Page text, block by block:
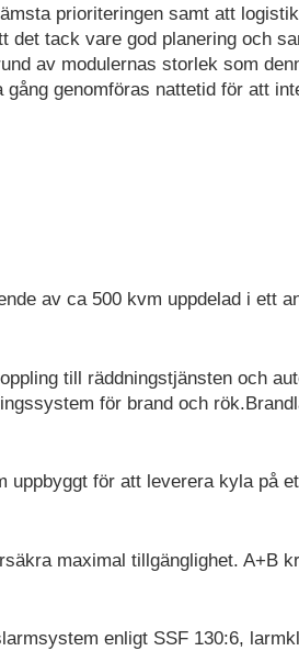
prioriteringen samt att
tack vare god planering och
av modulernas storlek som
genomföras nattetid för att
av ca 500 kvm uppdelad i ett
till räddningstjänsten och
för brand och
uppbyggt för att leverera kyla på
maximal tillgänglighet. A+B
enligt SSF 130:6,